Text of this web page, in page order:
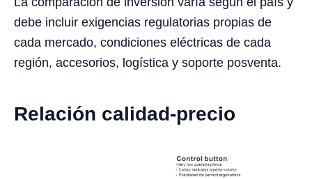
debe incluir exigencias regulatorias propias de
cada mercado, condiciones eléctricas de cada
región, accesorios, logística y soporte posventa.
Relación calidad-precio